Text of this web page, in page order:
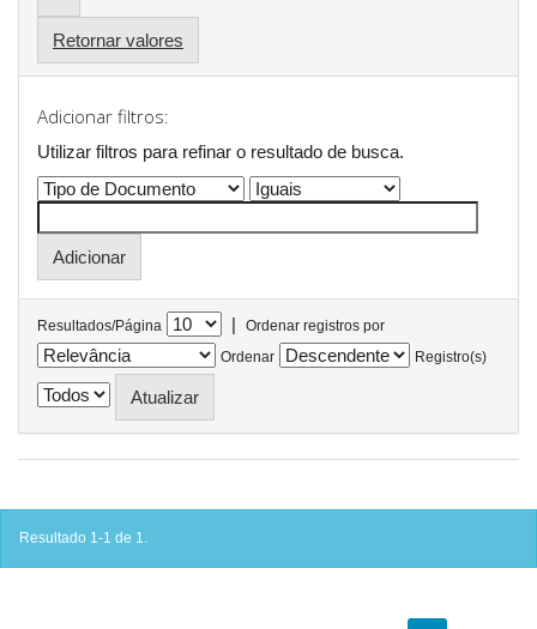
Retornar valores
Adicionar filtros:
Utilizar filtros para refinar o resultado de busca.
Resultados/Página |
Ordenar registros por
Ordenar
Registro(s)
Resultado 1-1 de 1.